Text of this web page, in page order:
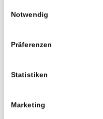
Notwendig
Präferenzen
Statistiken
Marketing